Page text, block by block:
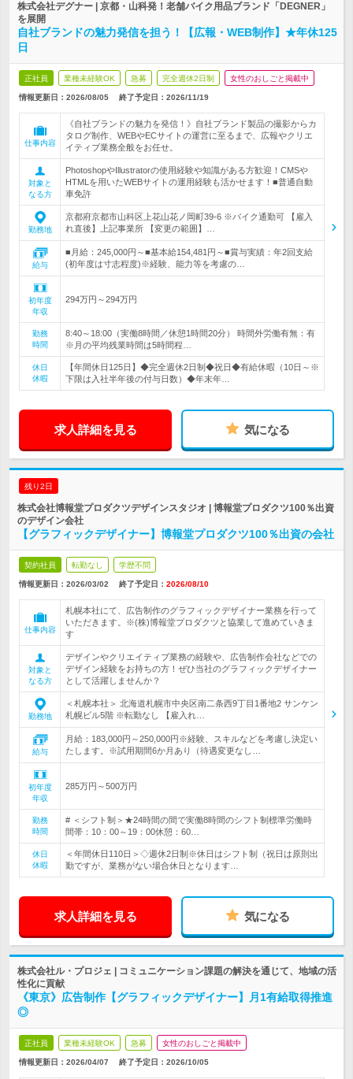
株式会社デグナー | 京都・山科発！老舗バイク用品ブランド「DEGNER」
を展開
自社ブランドの魅力発信を担う！【広報・WEB制作】★年休125
日
正社員 業種未経験OK 急募 完全週休2日制 女性のおしごと掲載中
情報更新日：2026/08/05 終了予定日： 2026/11/19
仕事内容
《自社ブランドの魅力を発信！》自社ブランド製品の撮影からカ
タログ制作、WEBやECサイトの運営に至るまで、広報やクリエ
イティブ業務全般をお任せ。
対象と
なる方
PhotoshopやIllustratorの使用経験や知識がある方歓迎！CMSや
HTMLを用いたWEBサイトの運用経験も活かせます！■普通自動
車免許
勤務地
京都府京都市山科区上花山花ノ岡町39-6 ※バイク通勤可 【雇入
れ直後】上記事業所 【変更の範囲】…
給与
■月給：245,000円～■基本給154,481円～■賞与実績：年2回支給
(初年度は寸志程度)※経験、能力等を考慮の…
初年度
年収
294万円～294万円
勤務
時間
8:40～18:00（実働8時間／休憩1時間20分） 時間外労働有無：有
※月の平均残業時間は5時間程…
休日
休暇
【年間休日125日】◆完全週休2日制◆祝日◆有給休暇（10日～※
下限は入社半年後の付与日数）◆年末年…
求人詳細を見る 気になる
残り2日
株式会社博報堂プロダクツデザインスタジオ | 博報堂プロダクツ100％出資
のデザイン会社
【グラフィックデザイナー】博報堂プロダクツ100％出資の会社
契約社員 転勤なし 学歴不問
情報更新日：2026/03/02 終了予定日： 2026/08/10
仕事内容
札幌本社にて、広告制作のグラフィックデザイナー業務を行って
いただきます。※(株)博報堂プロダクツと協業して進めていきま
す
対象と
なる方
デザインやクリエイティブ業務の経験や、広告制作会社などでの
デザイン経験をお持ちの方！ぜひ当社のグラフィックデザイナー
として活躍しませんか？
勤務地
＜札幌本社＞ 北海道札幌市中央区南二条西9丁目1番地2 サンケン
札幌ビル5階 ※転勤なし 【雇入れ…
給与
月給：183,000円～250,000円※経験、スキルなどを考慮し決定い
たします。※試用期間6か月あり（待遇変更なし…
初年度
年収
285万円～500万円
勤務
時間
# ＜シフト制＞★24時間の間で実働8時間のシフト制標準労働時
間帯：10：00～19：00休憩：60…
休日
休暇
＜年間休日110日＞◇週休2日制※休日はシフト制（祝日は原則出
勤ですが、業務がない場合休日となります…
求人詳細を見る 気になる
株式会社ル・プロジェ | コミュニケーション課題の解決を通じて、地域の活
性化に貢献
《東京》広告制作【グラフィックデザイナー】月1有給取得推進
◎
正社員 業種未経験OK 急募 女性のおしごと掲載中
情報更新日：2026/04/07 終了予定日： 2026/10/05